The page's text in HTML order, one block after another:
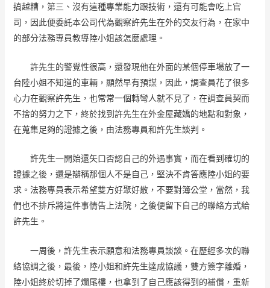
搞越糟，第三、沒有這種專業能力跟技術，還有可能會吃上官
司，因此便委託本公司代為觀察許先生在外的交友行為，在家中
的部分法務專員教導陸小姐該怎麼處理。
許先生的警覺性很高，還發現他在外面的某個停車場放了一
台陸小姐不知道的車輛，顯然早有預謀，因此，調查員花了很多
心力在觀察許先生，也常常一個轉彎人就不見了，在調查員契而
不捨的努力之下，終於找到許先生在外金屋藏嬌的地點和對象，
在蒐集足夠的證據之後，由法務專員和許先生談判。
許先生一開始還矢口否認自己的外遇事實，而在看到確切的
證據之後，還是辯稱那個人不是自己，堅決不肯答應陸小姐的要
求。法務專員表示希望雙方好聚好散，不要對簿公堂，當然，我
們也不排斥將這件事情告上法院，之後便留下自己的聯絡方式給
許先生。
一周後，許先生表示願意和法務專員談談。在歷經多次的聯
絡協調之後，最後，陸小姐和許先生達成協議，雙方簽字離婚，
陸小姐終於切掉了爛尾樓，也拿到了自己應該得到的補償，重新